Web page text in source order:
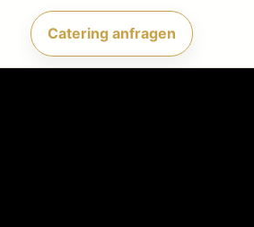
Catering anfragen